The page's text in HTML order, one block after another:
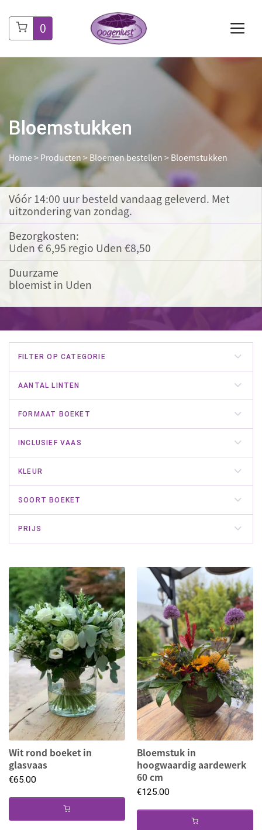
0
Bloemstukken
Home> Producten>Bloemen bestellen>Bloemstukken
Vóór 14:00 uur besteldvandaag geleverd. Met
uitzondering van zondag.
Bezorgkosten:
Uden € 6,95 regio Uden €8,50
Duurzame
bloemist in Uden
FILTER OP CATEGORIE
AANTAL LINTEN
FORMAAT BOEKET
INCLUSIEF VAAS
KLEUR
SOORT BOEKET
PRIJS
Wit rond boeket in
glasvaas
€65.00
Bloemstuk in
hoogwaardig aardewerk
60 cm
€125.00